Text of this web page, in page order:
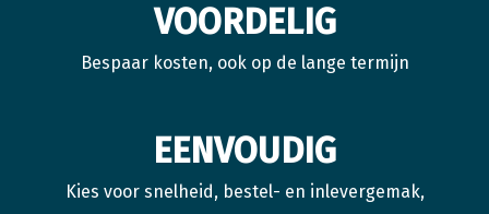
VOORDELIG
Bespaar kosten, ook op de lange termijn
EENVOUDIG
Kies voor snelheid, bestel- en inlevergemak,